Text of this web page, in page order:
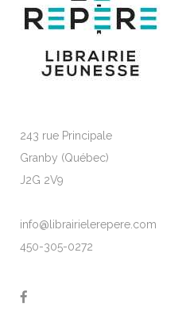
243 rue Principale
Granby (Québec)
J2G 2V9
info@librairielerepere.com
450-305-0272